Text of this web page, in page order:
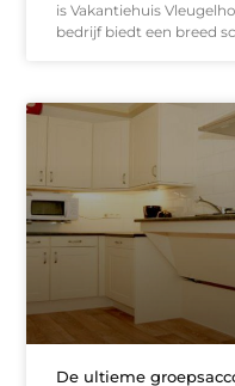
is Vakantiehuis
bedrijf biedt een breed
De ultieme